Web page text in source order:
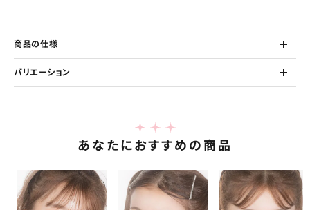
商品の仕様
バリエーション
あなたにおすすめの商品